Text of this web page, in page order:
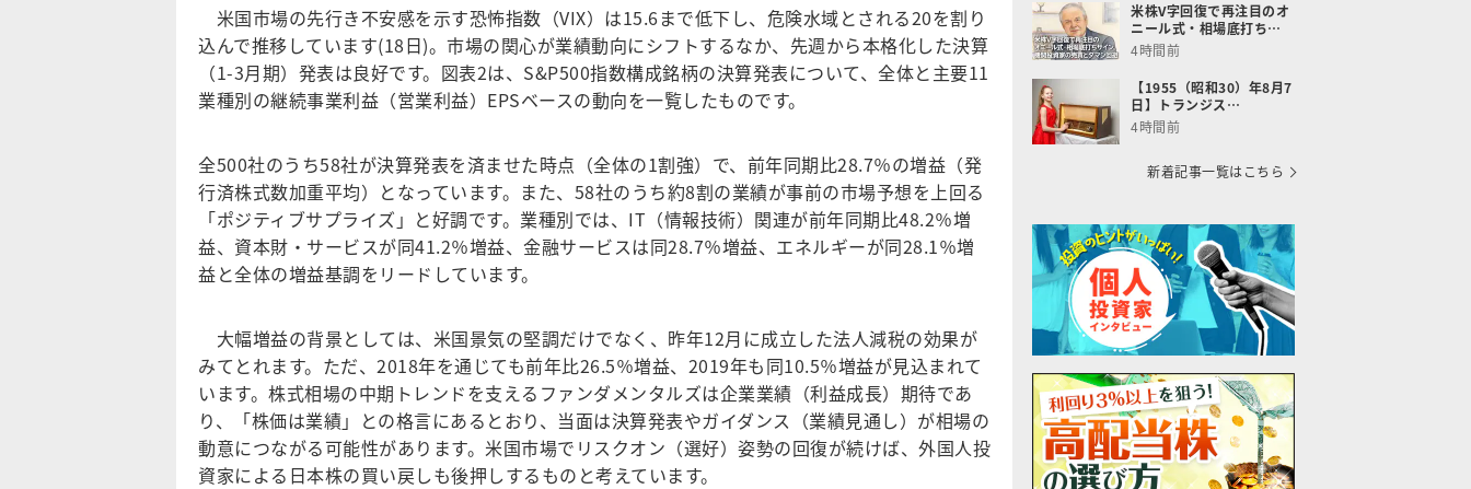
米国市場の先行き不安感を示す恐怖指数（VIX）は15.6まで低下し、危険水域とされる20を割り
込んで推移しています(18日)。市場の関心が業績動向にシフトするなか、先週から本格化した決算
（1-3月期）発表は良好です。図表2は、S&P500指数構成銘柄の決算発表について、全体と主要11
業種別の継続事業利益（営業利益）EPSベースの動向を一覧したものです。
全500社のうち58社が決算発表を済ませた時点（全体の1割強）で、前年同期比28.7％の増益（発
行済株式数加重平均）となっています。また、58社のうち約8割の業績が事前の市場予想を上回る
「ポジティブサプライズ」と好調です。業種別では、IT（情報技術）関連が前年同期比48.2％増
益、資本財・サービスが同41.2％増益、金融サービスは同28.7％増益、エネルギーが同28.1％増
益と全体の増益基調をリードしています。
大幅増益の背景としては、米国景気の堅調だけでなく、昨年12月に成立した法人減税の効果が
みてとれます。ただ、2018年を通じても前年比26.5％増益、2019年も同10.5％増益が見込まれて
います。株式相場の中期トレンドを支えるファンダメンタルズは企業業績（利益成長）期待であ
り、「株価は業績」との格言にあるとおり、当面は決算発表やガイダンス（業績見通し）が相場の
動意につながる可能性があります。米国市場でリスクオン（選好）姿勢の回復が続けば、外国人投
資家による日本株の買い戻しも後押しするものと考えています。
米株V字回復で再注目のオ
ニール式・相場底打ち…
4時間前
【1955（昭和30）年8月7
日】トランジス…
4時間前
新着記事一覧はこちら